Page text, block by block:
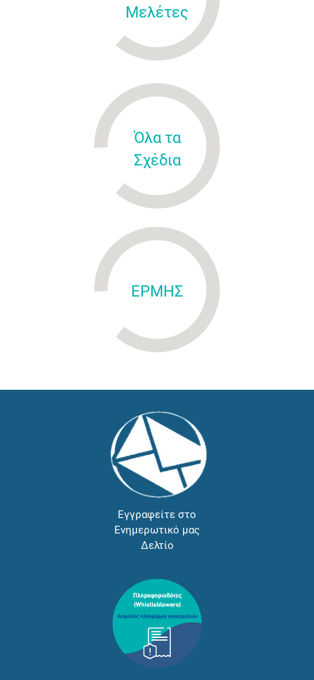
Μελέτες
Όλα τα
Σχέδια
ΕΡΜΗΣ
Εγγραφείτε στο
Ενημερωτικό μας
Δελτίο